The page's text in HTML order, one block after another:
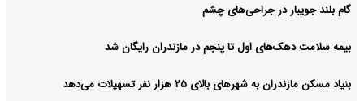
گام بلند جویبار در جراحی‌های چشم
بیمه سلامت دهک‌های اول تا پنجم در مازندران رایگان شد
بنیاد مسکن مازندران به شهرهای بالای ۲۵ هزار نفر تسهیلات می‌دهد